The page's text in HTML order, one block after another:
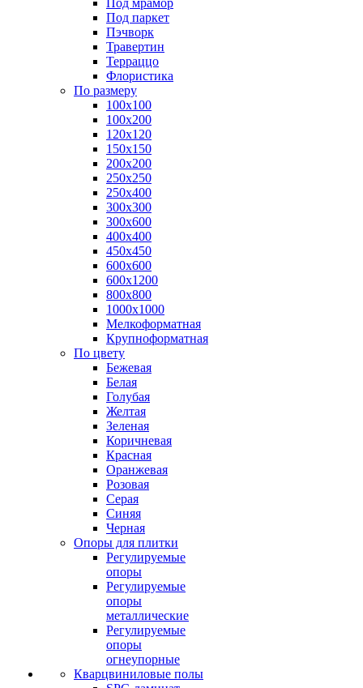
Под мрамор
Под паркет
Пэчворк
Травертин
Терраццо
Флористика
По размеру
100х100
100х200
120х120
150х150
200х200
250х250
250х400
300х300
300х600
400х400
450х450
600х600
600х1200
800х800
1000х1000
Мелкоформатная
Крупноформатная
По цвету
Бежевая
Белая
Голубая
Желтая
Зеленая
Коричневая
Красная
Оранжевая
Розовая
Серая
Синяя
Черная
Опоры для плитки
Регулируемые
опоры
Регулируемые
опоры
металлические
Регулируемые
опоры
огнеупорные
Кварцвиниловые полы